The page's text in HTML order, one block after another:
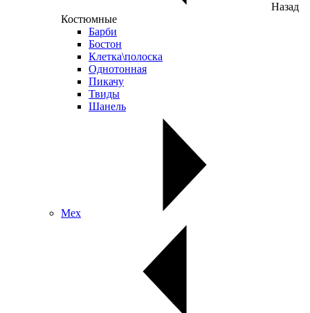
Назад
Костюмные
Барби
Бостон
Клетка\полоска
Однотонная
Пикачу
Твиды
Шанель
Мех